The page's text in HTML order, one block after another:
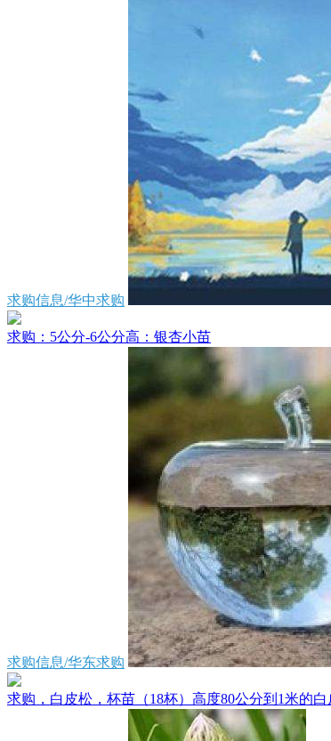
求购信息/华中求购
求购：5公分-6公分高：银杏小苗
求购信息/华东求购
求购，白皮松，杯苗（18杯）高度80公分到1米的